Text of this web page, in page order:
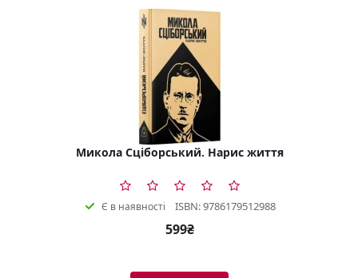
Микола Сціборський. Нарис життя
Є в наявності ISBN: 9786179512988
599₴